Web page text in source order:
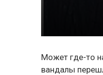
Может где-то
вандалы